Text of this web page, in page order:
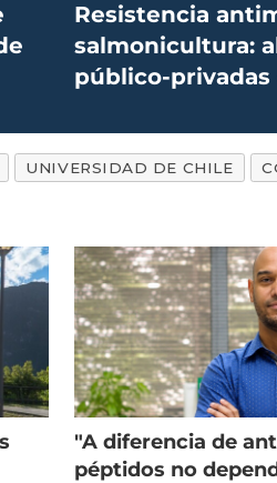
Resistencia
salmonicultura:
público-
UNIVERSIDAD DE CHILE
"A diferencia de
péptidos no